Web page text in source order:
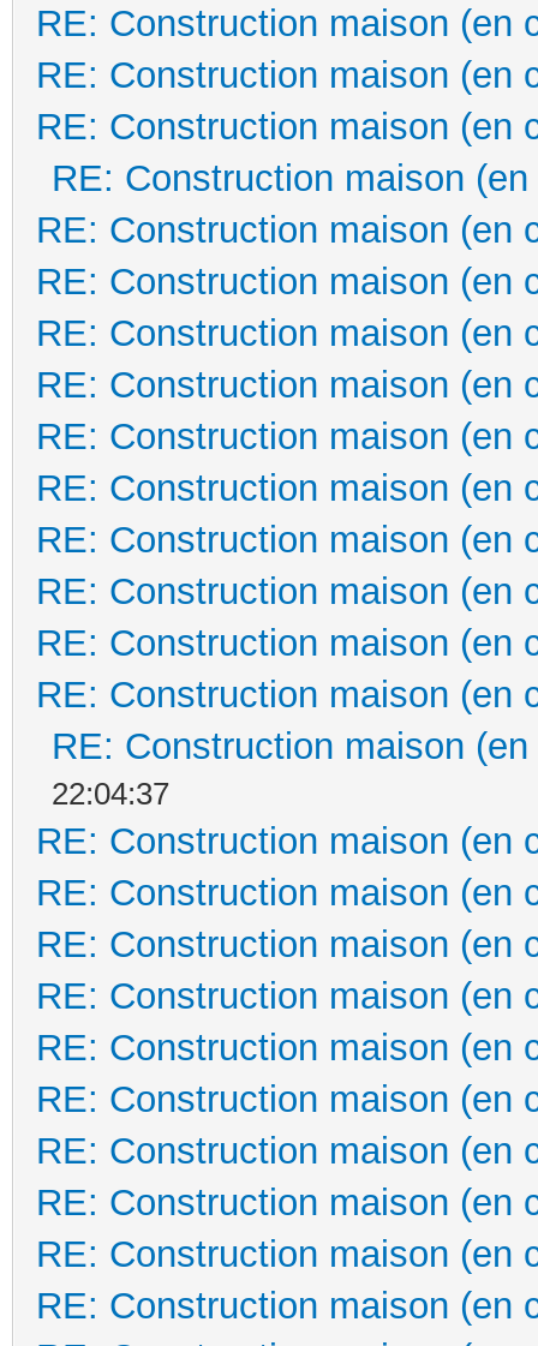
RE: Construction maison (en
RE: Construction maison (en
RE: Construction maison (en
RE: Construction maison
RE: Construction maison (en
RE: Construction maison (en
RE: Construction maison (en
RE: Construction maison (en
RE: Construction maison (en
RE: Construction maison (en
RE: Construction maison (en
RE: Construction maison (en
RE: Construction maison (en
RE: Construction maison (en
RE: Construction maison
22:04:37
RE: Construction maison (en
RE: Construction maison (en
RE: Construction maison (en
RE: Construction maison (en
RE: Construction maison (en
RE: Construction maison (en
RE: Construction maison (en
RE: Construction maison (en
RE: Construction maison (en
RE: Construction maison (en